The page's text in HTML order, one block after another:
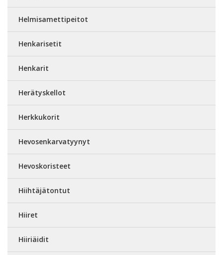
Helmisamettipeitot
Henkarisetit
Henkarit
Herätyskellot
Herkkukorit
Hevosenkarvatyynyt
Hevoskoristeet
Hiihtäjätontut
Hiiret
Hiiriäidit